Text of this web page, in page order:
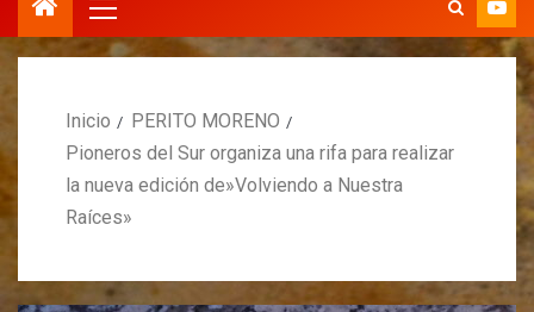
Inicio
PERITO MORENO
Pioneros del Sur organiza una rifa para realizar
la nueva edición de»Volviendo a Nuestra
Raíces»